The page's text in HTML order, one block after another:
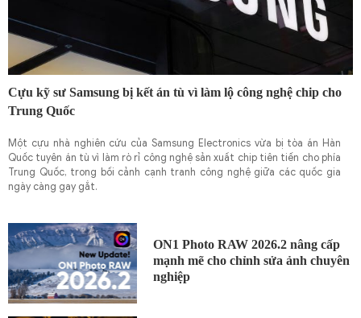
Cựu kỹ sư Samsung bị kết án tù vì làm lộ công nghệ chip cho
Trung Quốc
Một cựu nhà nghiên cứu của Samsung Electronics vừa bị tòa án Hàn
Quốc tuyên án tù vì làm rò rỉ công nghệ sản xuất chip tiên tiến cho phía
Trung Quốc, trong bối cảnh cạnh tranh công nghệ giữa các quốc gia
ngày càng gay gắt.
ON1 Photo RAW 2026.2 nâng cấp
mạnh mẽ cho chỉnh sửa ảnh chuyên
nghiệp